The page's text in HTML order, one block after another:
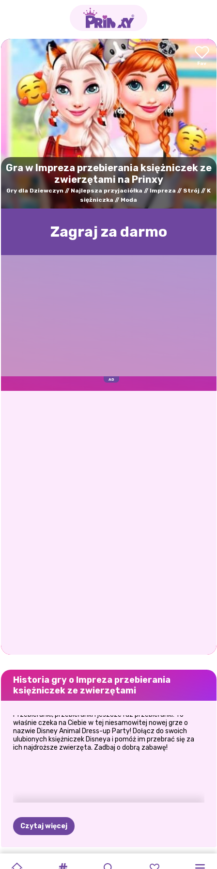
Gra w Impreza przebierania księżniczek ze
zwierzętami na Prinxy
Gry dla Dziewczyn Najlepsza przyjaciółka Impreza Strój
K
siężniczka
Moda
Zagraj za darmo
Historia gry o Impreza przebierania
księżniczek ze zwierzętami
Przebieranki, przebieranki i jeszcze raz przebieranki! To
właśnie czeka na Ciebie w tej niesamowitej nowej grze o
nazwie Disney Animal Dress-up Party! Dołącz do swoich
ulubionych księżniczek Disneya i pomóż im przebrać się za
ich najdroższe zwierzęta. Zadbaj o dobrą zabawę!
Czytaj więcej
BRZYDKI
SYLWESTER
NIEBIAŃSKIE TĘCZOWA BLONDYNKI